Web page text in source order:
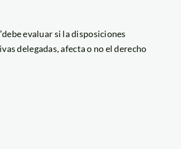
evaluar si la disposiciones
delegadas, afecta o no el derecho